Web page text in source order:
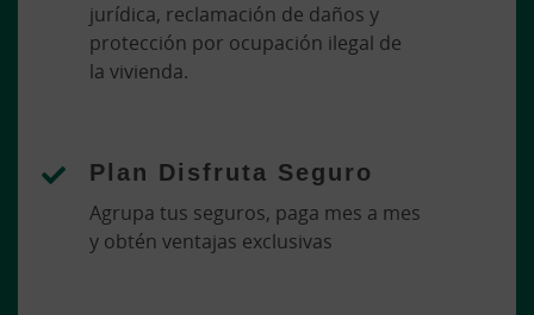
jurídica, reclamación de daños y
protección por ocupación ilegal de
la vivienda.
Plan Disfruta Seguro
Agrupa tus seguros, paga mes a mes
y obtén ventajas exclusivas